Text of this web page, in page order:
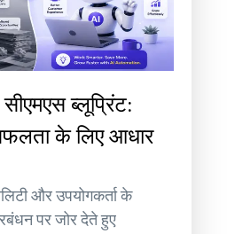
ब्लूप्रिंट:
के लिए आधार
और उपयोगकर्ता के
पर जोर देते हुए